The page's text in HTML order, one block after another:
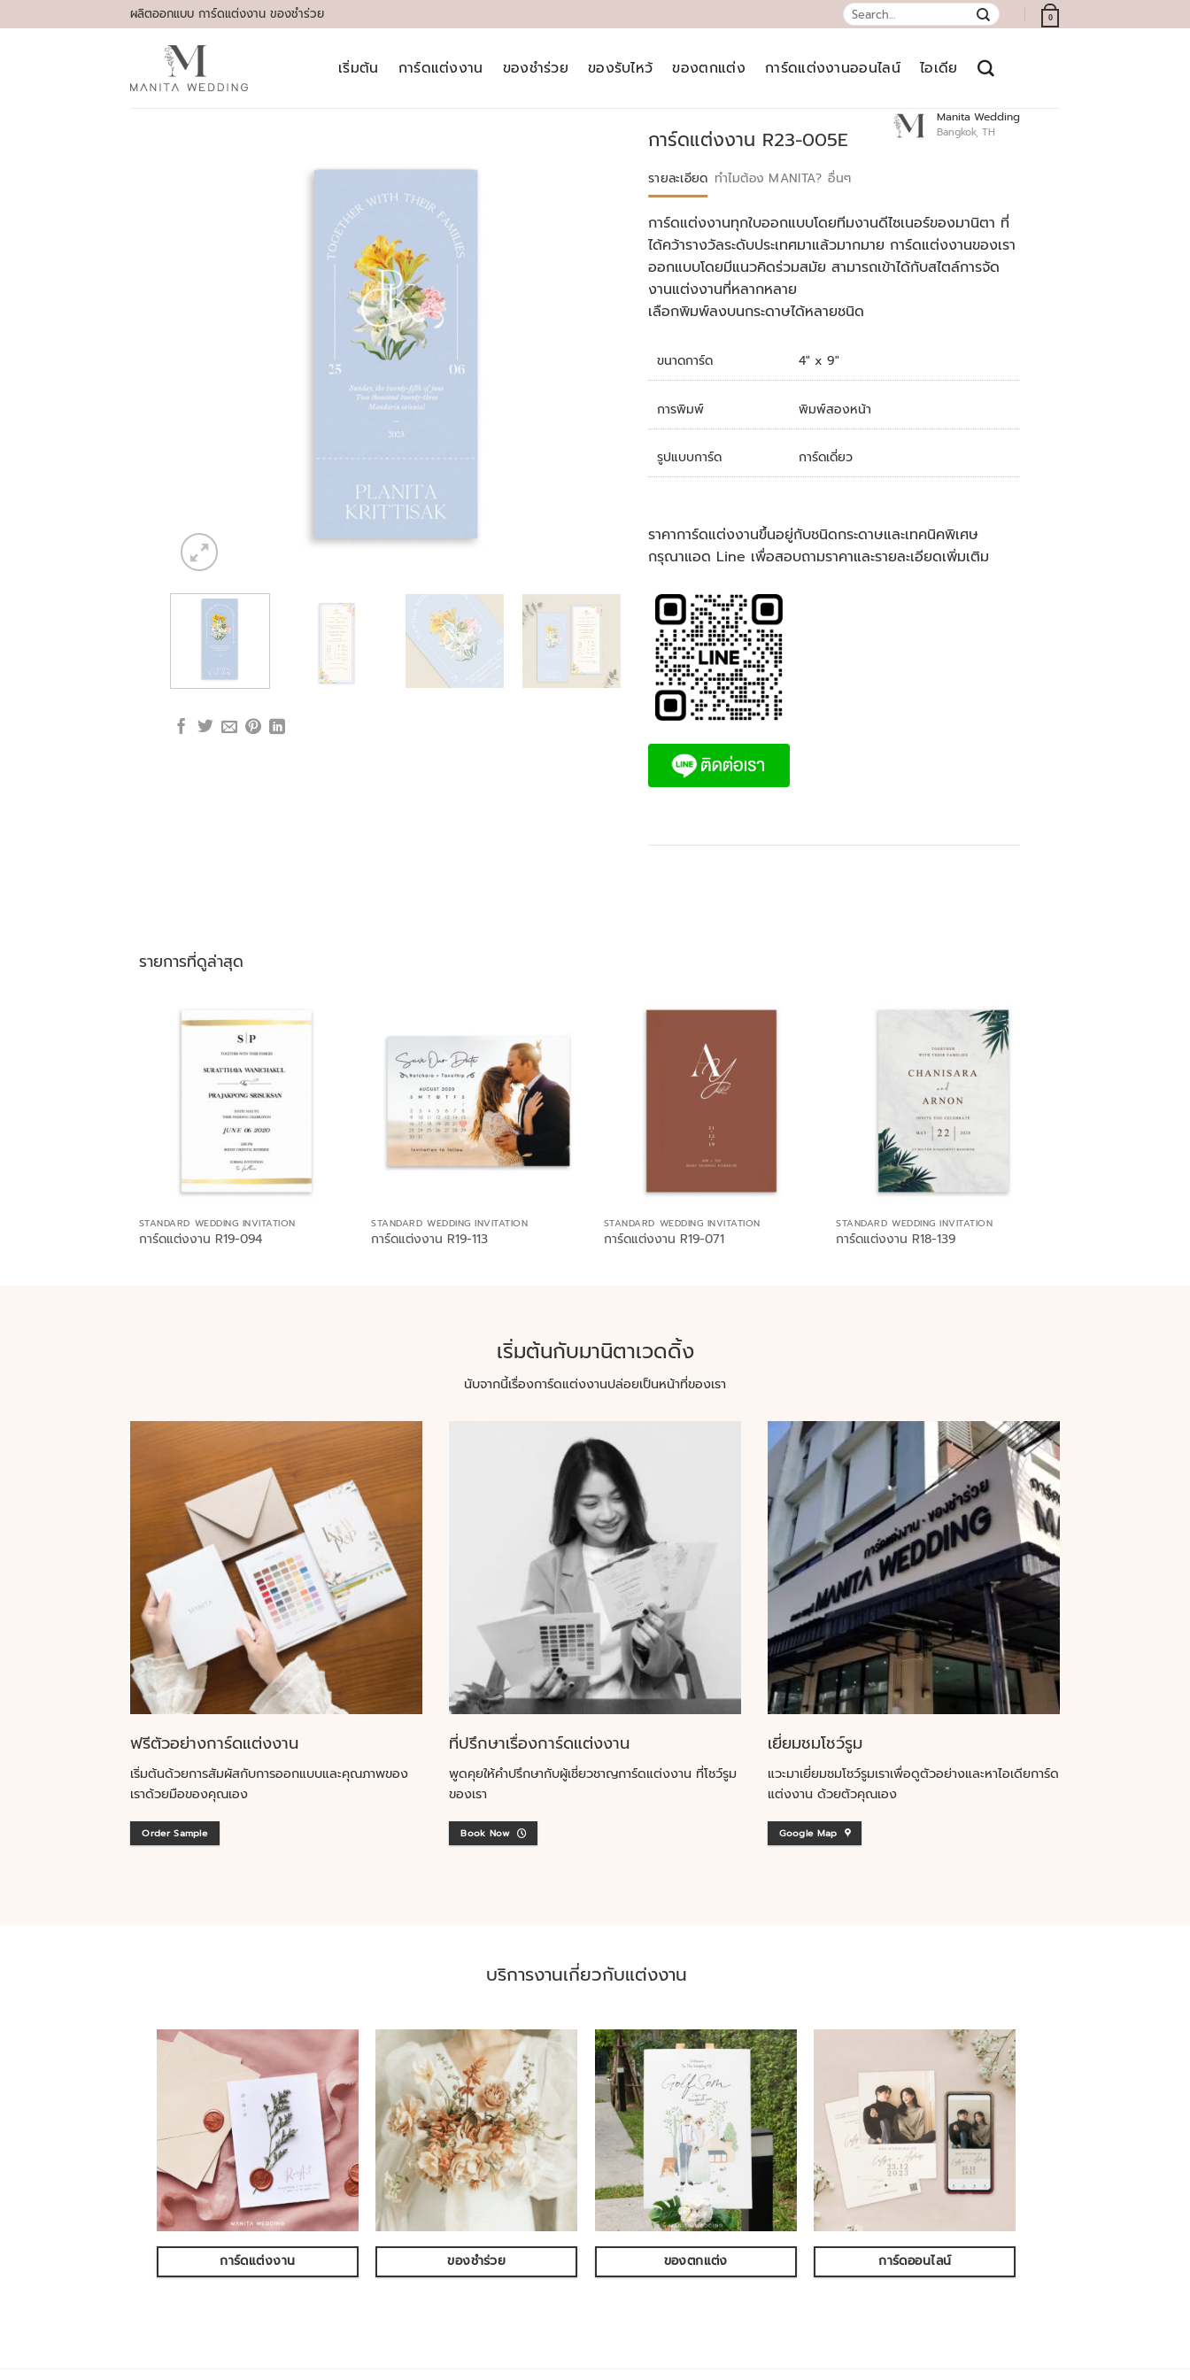
to
ผลิตออกแบบ การ์ดแต่งงาน ของชำร่วย
Search
for:
0
เริ่มต้น การ์ดแต่งงาน ของชำร่วย ของรับไหว้ ของตกแต่ง การ์ดแต่งงานออนไลน์ ไอเดีย
การ์ดแต่งงาน R23-005E
Manita Wedding
Bangkok, TH
รายละเอียด ทำไมต้อง MANITA? อื่นๆ
การ์ดแต่งงานทุกใบออกแบบโดยทีมงานดีไซเนอร์ของมานิตา ที่
ได้คว้ารางวัลระดับประเทศมาแล้วมากมาย การ์ดแต่งงานของเรา
ออกแบบโดยมีแนวคิดร่วมสมัย สามารถเข้าได้กับสไตล์การจัด
งานแต่งงานที่หลากหลาย
เลือกพิมพ์ลงบนกระดาษได้หลายชนิด
ขนาดการ์ด 4" x 9"
การพิมพ์ พิมพ์สองหน้า
รูปแบบการ์ด การ์ดเดี่ยว
ราคาการ์ดแต่งงานขึ้นอยู่กับชนิดกระดาษและเทคนิคพิเศษ
กรุณาแอด Line เพื่อสอบถามราคาและรายละเอียดเพิ่มเติม
รายการที่ดูล่าสุด
STANDARD WEDDING INVITATION
การ์ดแต่งงาน R19-094
STANDARD WEDDING INVITATION
การ์ดแต่งงาน R19-113
STANDARD WEDDING INVITATION
การ์ดแต่งงาน R19-071
STANDARD WEDDING INVITATION
การ์ดแต่งงาน R18-139
เริ่มต้นกับมานิตาเวดดิ้ง
นับจากนี้เรื่องการ์ดแต่งงานปล่อยเป็นหน้าที่ของเรา
ฟรีตัวอย่างการ์ดแต่งงาน
เริ่มต้นด้วยการสัมผัสกับการออกแบบและคุณภาพของ
เราด้วยมือของคุณเอง
Order Sample
ที่ปรึกษาเรื่องการ์ดแต่งงาน
พูดคุยให้คำปรึกษากับผู้เชี่ยวชาญการ์ดแต่งงาน ที่โชว์รูม
ของเรา
Book Now
เยี่ยมชมโชว์รูม
แวะมาเยี่ยมชมโชว์รูมเราเพื่อดูตัวอย่างและหาไอเดียการ์ด
แต่งงาน ด้วยตัวคุณเอง
Google Map
บริการงานเกี่ยวกับแต่งงาน
การ์ดแต่งงาน ของชำร่วย ของตกแต่ง การ์ดออนไลน์